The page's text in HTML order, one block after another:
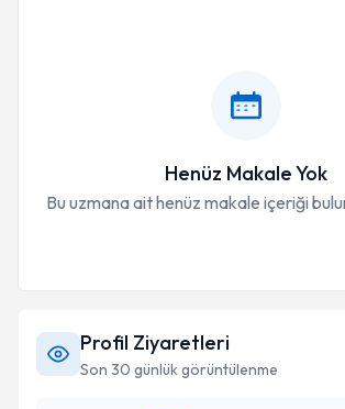
Henüz Makale Yok
Bu uzmana ait henüz makale içeriği
Profil Ziyaretleri
Son 30 günlük görüntülenme